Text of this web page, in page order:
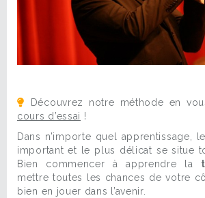
Découvrez notre méthode en
cours d’essai !
Dans n’importe quel apprentissage,
important et le plus délicat se situe
Bien commencer à apprendre la
mettre toutes les chances de votre
bien en jouer dans l’avenir.